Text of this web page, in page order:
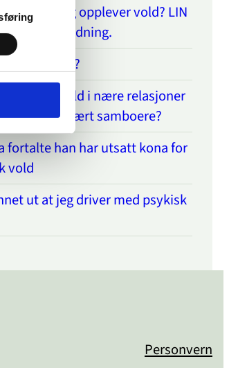
og opplever vold? LIN
hjelp og veiledning.
dinutvei.no?
§282 om vold i nære relasjoner
ikke har vært samboere?
fortalte han har utsatt kona for
vold
ut at jeg driver med psykisk
Personvern